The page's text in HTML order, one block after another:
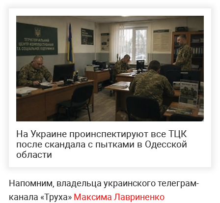
На Украине проинспектируют все ТЦК
после скандала с пытками в Одесской
области
Напомним, владельца украинского телеграм-
канала «Труха» Максима Лавриненко